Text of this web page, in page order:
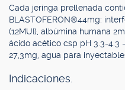
Cada jeringa prellenada
BLASTOFERON®44mg:
(12MUI), albúmina humana
ácido acético csp pH 3.3-4.3
27,3mg, agua para
Indicaciones.